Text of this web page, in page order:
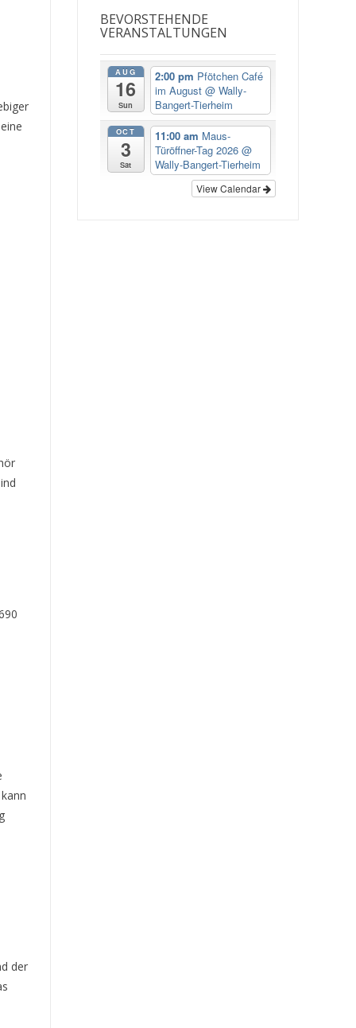
der
BEVORSTEHENDE
VERANSTALTUNGEN
AUG
16
Sun
2:00 pm Pfötchen Café
im August @ Wally-
Bangert-Tierheim
OCT
3
Sat
11:00 am Maus-
Türöffner-Tag 2026 @
Wally-Bangert-Tierheim
View Calendar